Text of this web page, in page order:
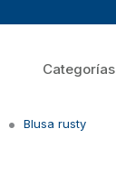
Categorías
Blusa rusty